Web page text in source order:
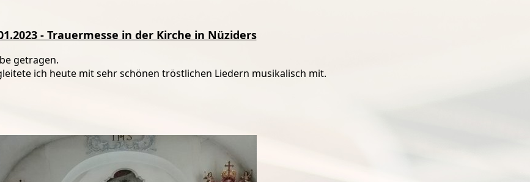
- Trauermesse in der Kirche in Nüziders
getragen.
ich heute mit sehr schönen tröstlichen Liedern musikalisch mit.